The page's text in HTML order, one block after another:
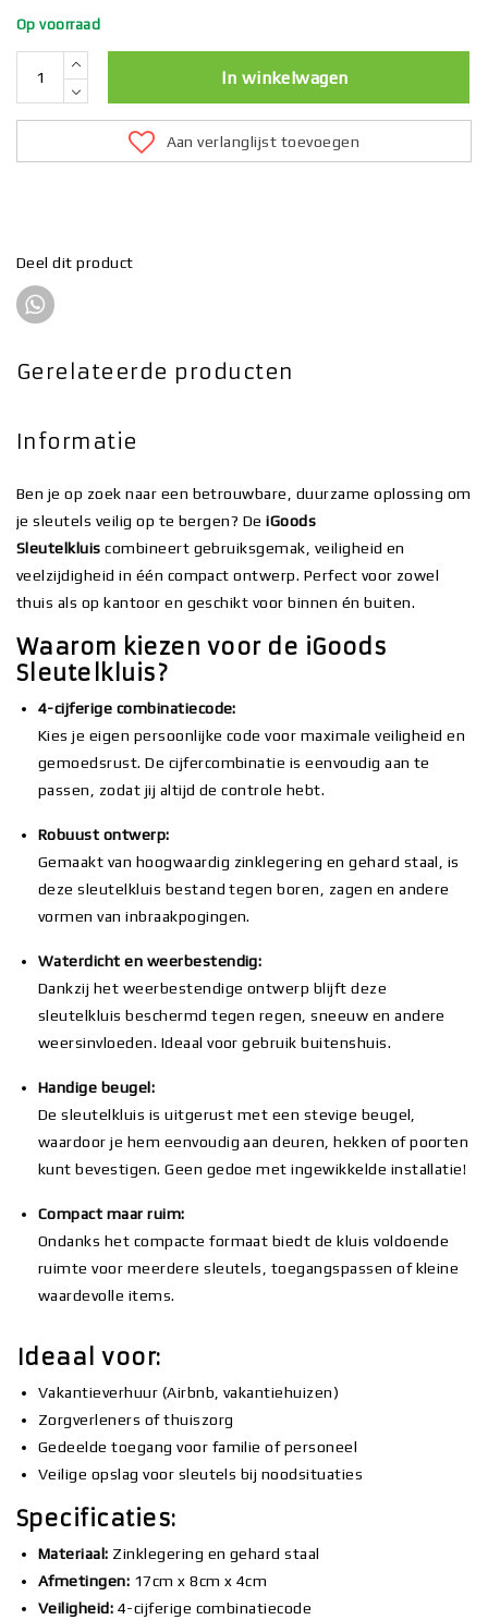
Op voorraad
In winkelwagen
Aan verlanglijst toevoegen
Deel dit product
Gerelateerde producten
Informatie
Ben je op zoek naar een betrouwbare, duurzame oplossing om
je sleutels veilig op te bergen? DeiGoods
Sleutelkluis combineert gebruiksgemak, veiligheid en
veelzijdigheid in één compact ontwerp. Perfect voor zowel
thuis als op kantoor en geschikt voor binnen én buiten.
Waarom kiezen voor de iGoods
Sleutelkluis?
4-cijferige combinatiecode:
Kies je eigen persoonlijke code voor maximale veiligheid en
gemoedsrust. De cijfercombinatie is eenvoudig aan te
passen, zodat jij altijd de controle hebt.
Robuust ontwerp:
Gemaakt van hoogwaardig zinklegering en gehard staal, is
deze sleutelkluis bestand tegen boren, zagen en andere
vormen van inbraakpogingen.
Waterdicht en weerbestendig:
Dankzij het weerbestendige ontwerp blijft deze
sleutelkluis beschermd tegen regen, sneeuw en andere
weersinvloeden. Ideaal voor gebruik buitenshuis.
Handige beugel:
De sleutelkluis is uitgerust met een stevige beugel,
waardoor je hem eenvoudig aan deuren, hekken of poorten
kunt bevestigen. Geen gedoe met ingewikkelde installatie!
Compact maar ruim:
Ondanks het compacte formaat biedt de kluis voldoende
ruimte voor meerdere sleutels, toegangspassen of kleine
waardevolle items.
Ideaal voor:
Vakantieverhuur (Airbnb, vakantiehuizen)
Zorgverleners of thuiszorg
Gedeelde toegang voor familie of personeel
Veilige opslag voor sleutels bij noodsituaties
Specificaties:
Materiaal: Zinklegering en gehard staal
Afmetingen: 17cm x 8cm x 4cm
Veiligheid: 4-cijferige combinatiecode